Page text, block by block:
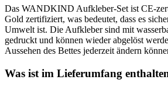
Das WANDKIND Aufkleber-Set ist CE-
Gold zertifiziert, was bedeutet, dass es
Umwelt ist. Die Aufkleber sind mit
gedruckt und können wieder abgelöst
Aussehen des Bettes jederzeit ändern
Was ist im Lieferumfang